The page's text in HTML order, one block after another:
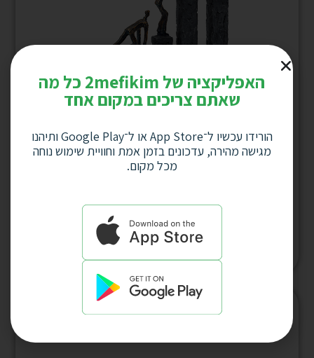
דגם 4005
האפליקציה של 2mefikim כל מה
שאתם צריכים במקום אחד
הורידו עכשיו ל־App Store או ל־Google Play ותיהנו
מגישה מהירה, עדכונים בזמן אמת וחוויית שימוש נוחה
מכל מקום.